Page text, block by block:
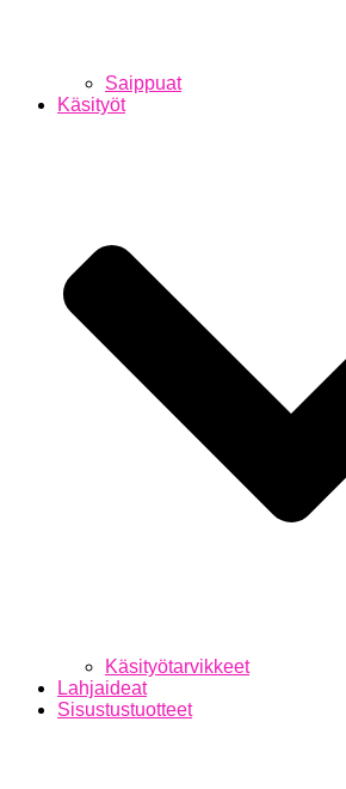
Saippuat
Käsityöt
Käsityötarvikkeet
Lahjaideat
Sisustustuotteet